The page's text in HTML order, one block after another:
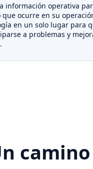
información operativa
ocurre en su
en un solo lugar para
a problemas y